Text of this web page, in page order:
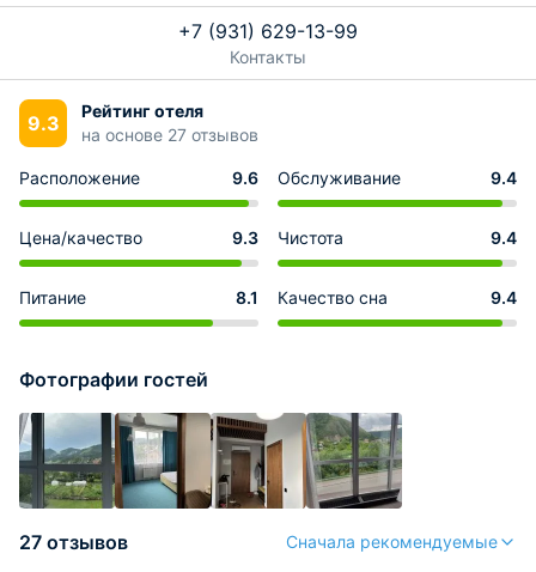
+7 (931) 629-13-99
Контакты
9.3
Рейтинг отеля
на основе 27 отзывов
Расположение 9.6 Обслуживание 9.4
Цена/качество 9.3 Чистота 9.4
Питание 8.1 Качество сна 9.4
Фотографии гостей
27 отзывов Сначала рекомендуемые